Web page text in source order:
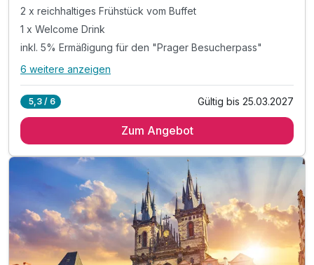
2 x reichhaltiges Frühstück vom Buffet
1 x Welcome Drink
inkl. 5% Ermäßigung für den "Prager Besucherpass"
Alle Inklusivleistungen
2 x reichhaltiges Frühstück vom Buffet
inkl. 5% Ermäßigung für den "Prager Besucherpass"
inkl. 10% Preisnachlass in Hotel Bar & Brasserie
Spätabreise bis 13 Uhr nach Verfügbarkeit möglich
inkl. VIP Pflegeserie / Badezimmerartikel
inkl. Eintritt in das Fitnesszentrum und Sauna
inkl. WLAN Nutzung im Hotel
6 weitere anzeigen
5,3 / 6 Gültig bis 25.03.2027
Zum Angebot